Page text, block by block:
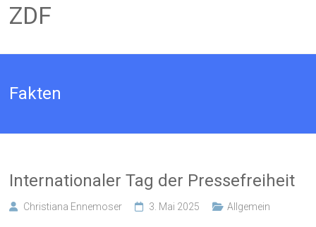
ZDF
Fakten
Internationaler Tag der Pressefreiheit
Christiana Ennemoser 3. Mai 2025 Allgemein